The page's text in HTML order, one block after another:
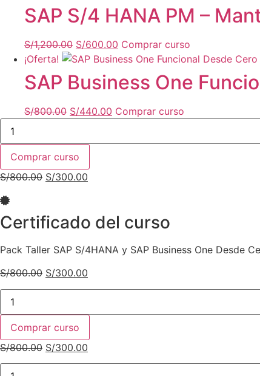
original
era:
actual
es:
SAP S/4 HANA PM –
S/1,200.00 El
precio
original
era:
S/600.00 El
precio
es:
Comprar curso
¡Oferta!
SAP Business One
S/800.00 El
original
era:
S/800.00.
S/440.00 El
actual
Comprar curso
Pack
Taller
SAP
S/4HANA
SAP
Business
Desde
cantidad
Comprar curso
S/800.00 El
era:
S/300.00
es:
Certificado del curso
Pack Taller SAP S/4HANA y SAP Business One Desde
S/800.00 El
precio
era:
S/800.00.
S/300.00
precio
es:
Pack
Taller
SAP
S/4HANA
SAP
Business
One
Desde
Comprar curso
S/800.00 El
precio
S/300.00
precio
Pack